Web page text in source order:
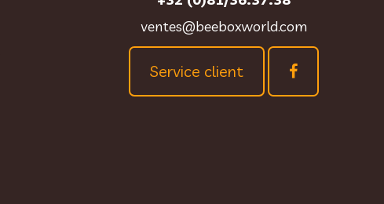
ventes@beeboxworld.com
Service client